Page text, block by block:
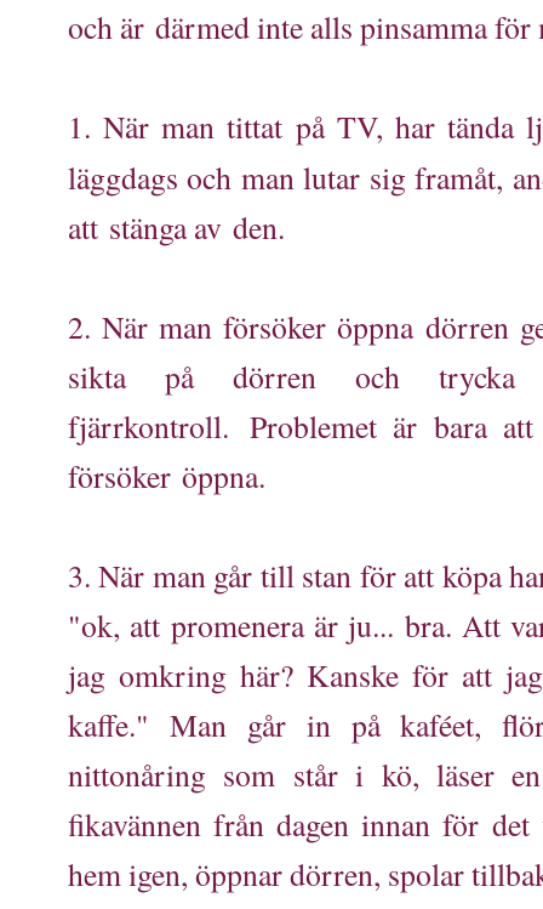
och är därmed inte alls pinsamma för
1. När man tittat på TV, har tända
läggdags och man lutar sig framåt,
att stänga av den.
2. När man försöker öppna dörren
sikta på dörren och
fjärrkontroll. Problemet är bara
försöker öppna.
3. När man går till stan för att köpa
"ok, att promenera är ju... bra. Att
jag omkring här? Kanske för att
kaffe." Man går in på kaféet,
nittonåring som står i kö, läser
fikavännen från dagen innan för
hem igen, öppnar dörren, spolar